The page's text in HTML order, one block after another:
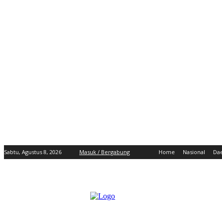
Sabtu, Agustus 8, 2026 Masuk / Bergabung Home Nasional